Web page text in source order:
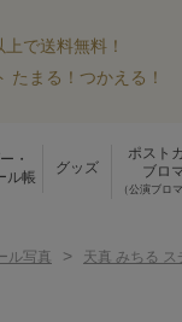
で送料無料！
たまる！つかえる！
・
ル帳
グッズ
ポスト
ブロ
（公演ブロ
ル写真 > 天真 みちる